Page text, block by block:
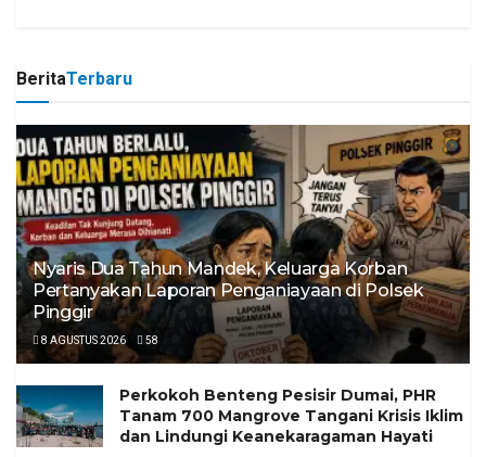
BeritaTerbaru
Nyaris Dua Tahun Mandek, Keluarga Korban
Pertanyakan Laporan Penganiayaan di Polsek
Pinggir
8 AGUSTUS 2026 58
Perkokoh Benteng Pesisir Dumai, PHR
Tanam 700 Mangrove Tangani Krisis Iklim
dan Lindungi Keanekaragaman Hayati